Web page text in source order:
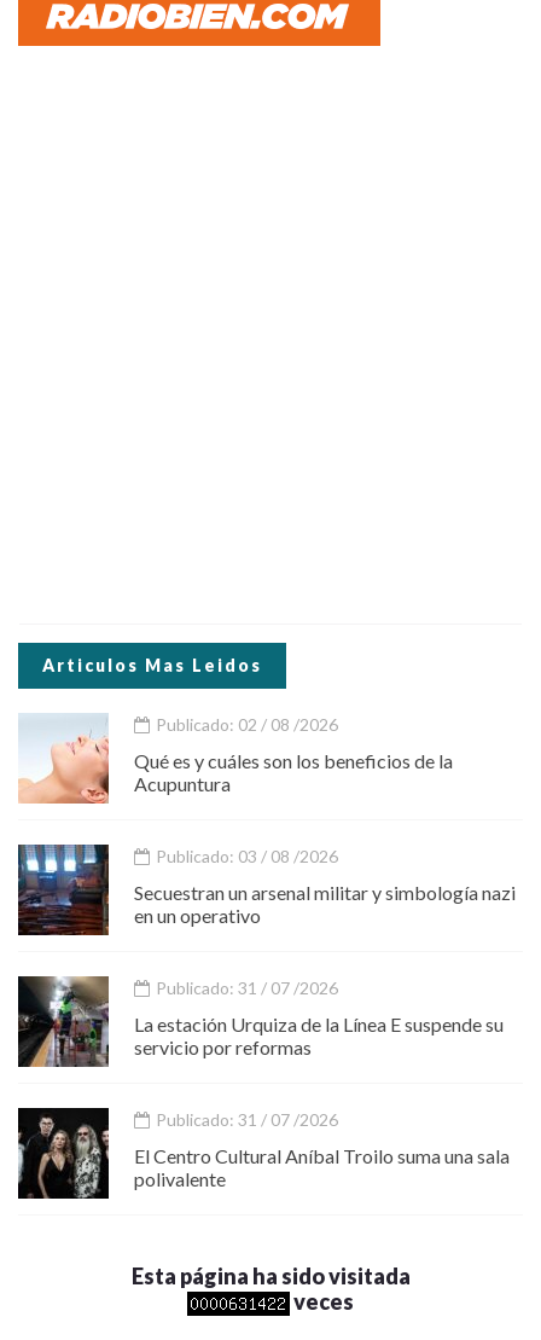
Articulos Mas Leidos
Publicado: 02 / 08 /2026
Qué es y cuáles son los beneficios de la
Acupuntura
Publicado: 03 / 08 /2026
Secuestran un arsenal militar y simbología nazi
en un operativo
Publicado: 31 / 07 /2026
La estación Urquiza de la Línea E suspende su
servicio por reformas
Publicado: 31 / 07 /2026
El Centro Cultural Aníbal Troilo suma una sala
polivalente
Esta página ha sido visitada
veces